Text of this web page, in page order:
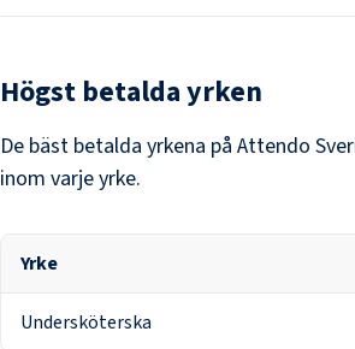
Högst betalda yrken
De bäst betalda yrkena på Attendo
inom varje yrke.
Yrke
Undersköterska